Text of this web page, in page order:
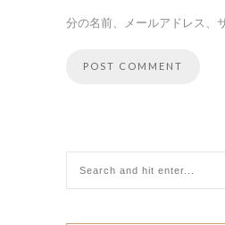
分の名前、メールアドレス、